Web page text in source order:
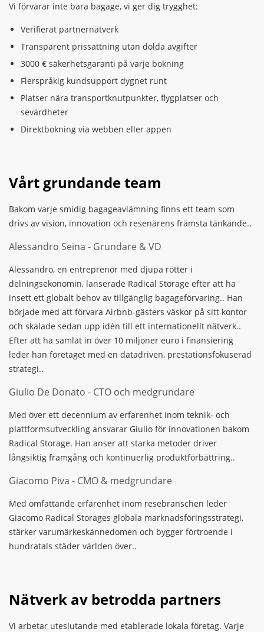
Vi förvarar inte bara bagage, vi ger dig trygghet:
Verifierat partnernätverk
Transparent prissättning utan dolda avgifter
3000 € säkerhetsgaranti på varje bokning
Flerspråkig kundsupport dygnet runt
Platser nära transportknutpunkter, flygplatser och
sevärdheter
Direktbokning via webben eller appen
Vårt grundande team
Bakom varje smidig bagageavlämning finns ett team som
drivs av vision, innovation och resenärens främsta tänkande..
Alessandro Seina - Grundare & VD
Alessandro, en entreprenör med djupa rötter i
delningsekonomin, lanserade Radical Storage efter att ha
insett ett globalt behov av tillgänglig bagageförvaring.. Han
började med att förvara Airbnb-gästers väskor på sitt kontor
och skalade sedan upp idén till ett internationellt nätverk..
Efter att ha samlat in över 10 miljoner euro i finansiering
leder han företaget med en datadriven, prestationsfokuserad
strategi..
Giulio De Donato - CTO och medgrundare
Med över ett decennium av erfarenhet inom teknik- och
plattformsutveckling ansvarar Giulio för innovationen bakom
Radical Storage. Han anser att starka metoder driver
långsiktig framgång och kontinuerlig produktförbättring..
Giacomo Piva - CMO & medgrundare
Med omfattande erfarenhet inom resebranschen leder
Giacomo Radical Storages globala marknadsföringsstrategi,
stärker varumärkeskännedomen och bygger förtroende i
hundratals städer världen över..
Nätverk av betrodda partners
Vi arbetar uteslutande med etablerade lokala företag. Varje